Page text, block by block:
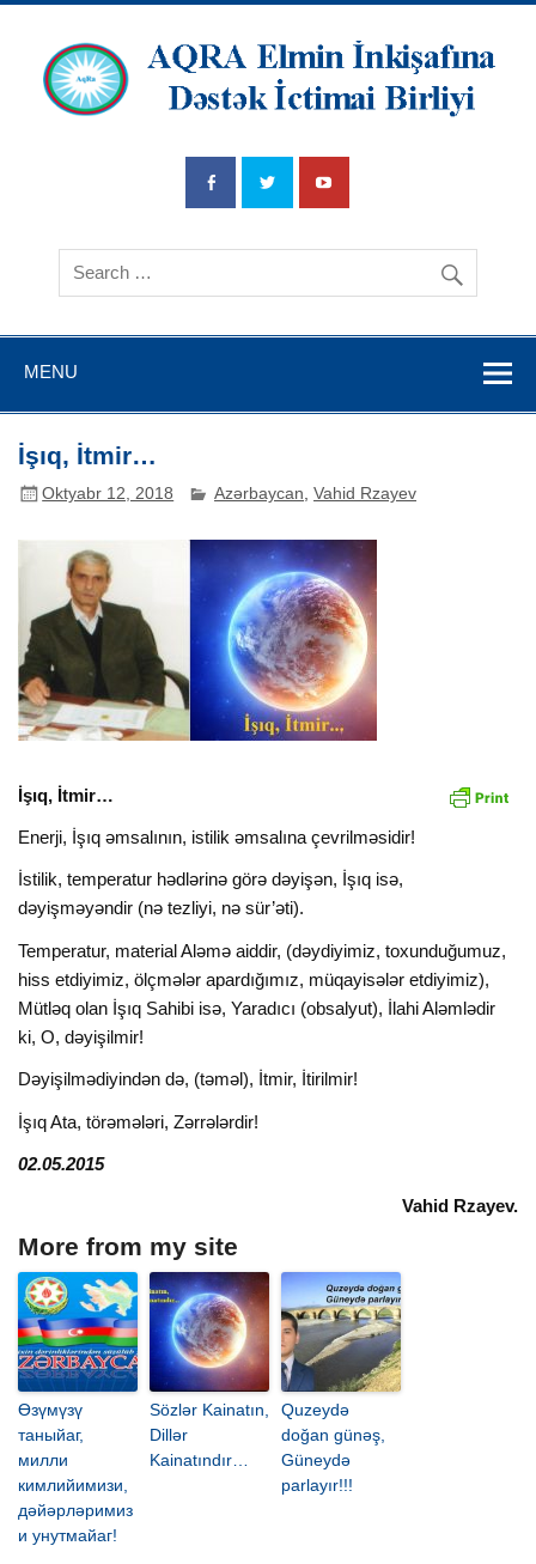
İnkişafına
Dətsək İctimai
Birliyi
MENU
İşıq, İtmir…
Oktyabr 12, 2018 Azərbaycan ,Vahid Rzayev
İşıq, İtmir…
Enerji, İşıq əmsalının, istilik əmsalına çevrilməsidir!
İstilik, temperatur hədlərinə görə dəyişən, İşıq isə,
dəyişməyəndir (nə tezliyi, nə sür’əti).
Temperatur, material Aləmə aiddir, (dəydiyimiz, toxunduğumuz,
hiss etdiyimiz, ölçmələr apardığımız, müqayisələr etdiyimiz),
Mütləq olan İşıq Sahibi isə, Yaradıcı (obsalyut), İlahi Aləmlədir
ki, O, dəyişilmir!
Dəyişilmədiyindən də, (təməl), İtmir, İtirilmir!
İşıq Ata, törəmələri, Zərrələrdir!
02.05.2015
Vahid Rzayev.
More from my site
Өзүмүзү
таныйаг,
милли
кимлийимизи,
дәйәрләримиз
и унутмайаг!
Sözlər Kainatın,
Dillər
Kainatındır…
Quzeydə
doğan günəş,
Güneydə
parlayır!!!